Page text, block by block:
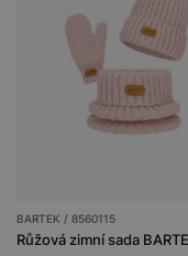
BARTEK / 8560115